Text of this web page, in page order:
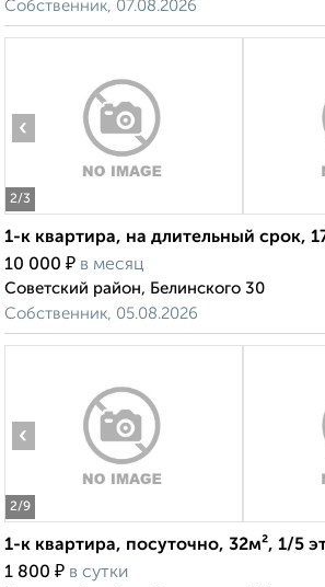
Собственник, 07.08.2026
2/3
‹
1-к квартира, на длительный срок,
10 000 ₽ в месяц
Советский район, Белинского 30
Собственник, 05.08.2026
2/9
‹
1-к квартира, посуточно, 32м², 1/5
1 800 ₽ в сутки